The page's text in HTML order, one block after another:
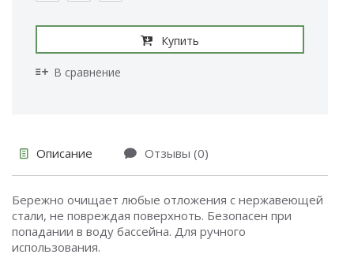
Купить
В сравнение
Описание Отзывы (0)
Бережно очищает любые отложения с нержавеющей
стали, не повреждая поверхноть. Безопасен при
попадании в воду бассейна. Для ручного
использования.